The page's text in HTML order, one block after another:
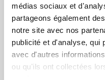
médias sociaux et
partageons également
notre site avec nos
publicité et d'analyse, qui
avec d'autres
ou qu'ils ont collectées
de grande qualité.